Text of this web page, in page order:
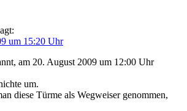
um 15:20 Uhr
am 20. August 2009 um 12:00 Uhr
um.
diese Türme als Wegweiser genommen,